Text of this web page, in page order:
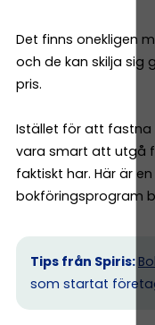
Det finns onekligen
och de kan skilja sig
pris.
Istället för att fastna
vara smart att utgå
faktiskt har. Här är
bokföringsprogram
Tips från Spiris:
som startat